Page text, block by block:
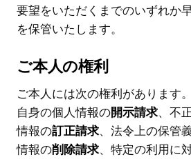
要望をいただくまでのいずれか
を保管いたします。
ご本人の権利
ご本人には次の権利があります
自身の個人情報の開示請求、不
情報の訂正請求、法令上の保管
情報の削除請求、特定の利用に